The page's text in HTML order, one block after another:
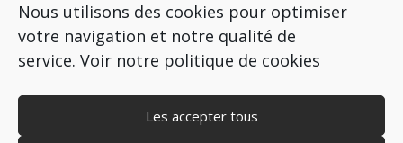
Nous utilisons des cookies pour optimiser
votre navigation et notre qualité de
service. Voir notre politique de cookies
Les accepter tous
Syndrome de Bartter(8) Syndrome d’Alport(37)